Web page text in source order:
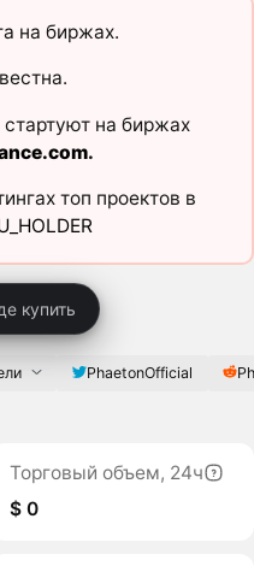
на биржах.
на биржах
.
топ проектов в
купить
PhaetonOfficial
Торговый объем, 24ч
$ 0